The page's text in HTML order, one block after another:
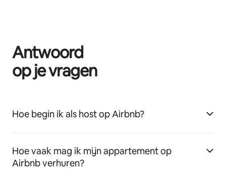
Antwoord
op je vragen
Hoe begin ik als host op Airbnb?
Hoe vaak mag ik mijn appartement op
Airbnb verhuren?